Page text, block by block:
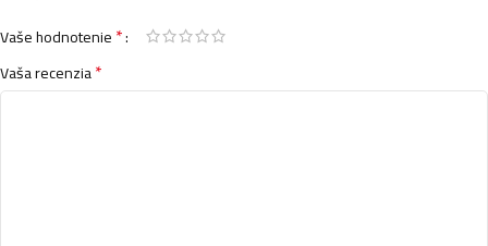
Vaše hodnotenie*
Vaša recenzia*